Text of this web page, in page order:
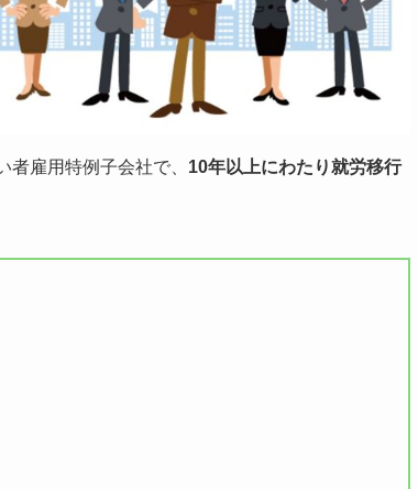
雇用特例子会社で、 10年以上にわたり就労移行